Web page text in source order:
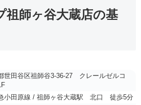
祖師ヶ谷大蔵店の基
世田谷区祖師谷3-36-27 クレールゼルコ
小田原線 / 祖師ヶ谷大蔵駅 北口 徒歩5分